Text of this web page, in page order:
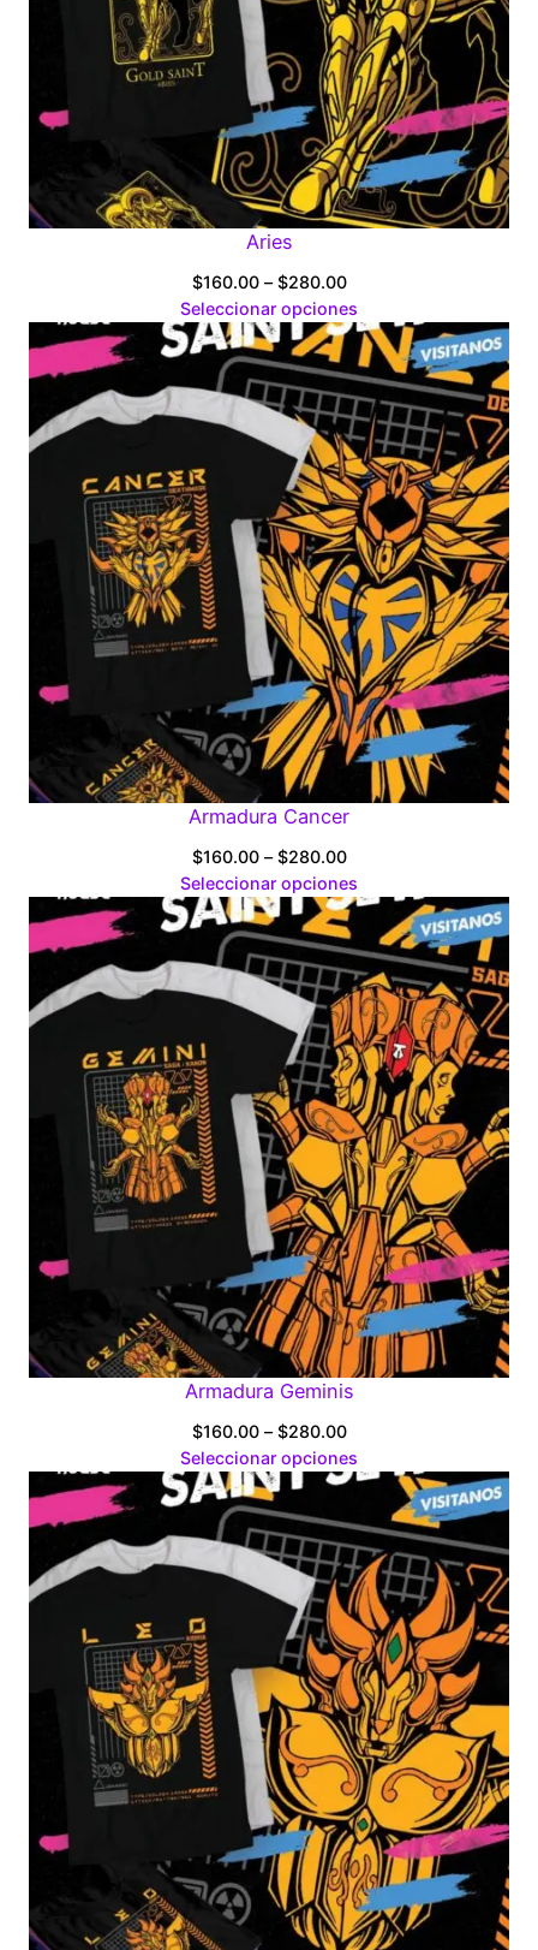
Aries
$160.00 – $280.00Price
range:
$160.00
through
$280.00
Seleccionar opciones
Armadura Cancer
$160.00 – $280.00Price
range:
$160.00
through
$280.00
Seleccionar opciones
Armadura Geminis
$160.00 – $280.00Price
range:
$160.00
through
$280.00
Seleccionar opciones